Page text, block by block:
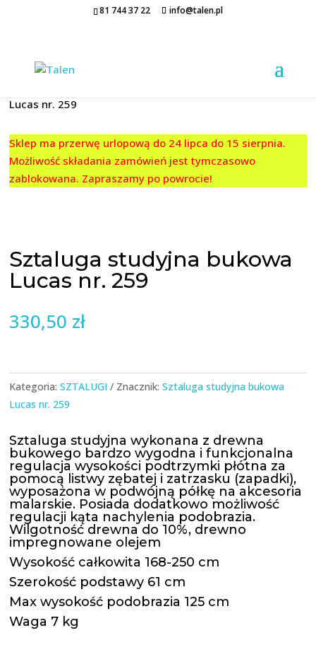
81 744 37 22 info@talen.pl
Lucas nr. 259
Sklep ma przerwę urlopową do 24 lipca do 15 sierpnia.
Możliwość składania zamówień jest tymczasowo
zablokowana. Zapraszamy po powrocie!
Sztaluga studyjna bukowa
Lucas nr. 259
330,50 zł
Kategoria:SZTALUGI Znacznik:Sztaluga studyjna bukowa
Lucas nr. 259
Sztaluga studyjna wykonana z drewna
bukowego bardzo wygodna i funkcjonalna
regulacja wysokości podtrzymki płótna za
pomocą listwy zębatej i zatrzasku (zapadki),
wyposażona w podwójną półkę na akcesoria
malarskie. Posiada dodatkowo możliwość
regulacji kąta nachylenia podobrazia.
Wilgotność drewna do 10%, drewno
impregnowane olejem
Wysokość całkowita 168-250 cm
Szerokość podstawy 61 cm
Max wysokość podobrazia 125 cm
Waga 7 kg